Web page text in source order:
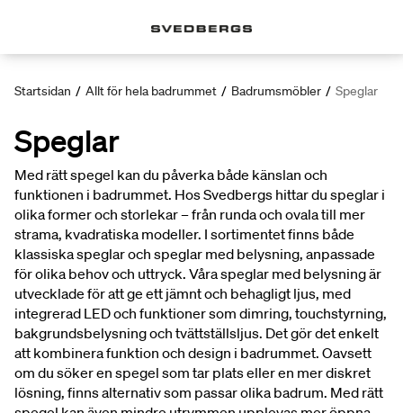
Startsidan / Allt för hela badrummet / Badrumsmöbler / Speglar
Speglar
Med rätt spegel kan du påverka både känslan och
funktionen i badrummet. Hos Svedbergs hittar du speglar i
olika former och storlekar – från runda och ovala till mer
strama, kvadratiska modeller. I sortimentet finns både
klassiska speglar och speglar med belysning, anpassade
för olika behov och uttryck. Våra speglar med belysning är
utvecklade för att ge ett jämnt och behagligt ljus, med
integrerad LED och funktioner som dimring, touchstyrning,
bakgrundsbelysning och tvättställsljus. Det gör det enkelt
att kombinera funktion och design i badrummet. Oavsett
om du söker en spegel som tar plats eller en mer diskret
lösning, finns alternativ som passar olika badrum. Med rätt